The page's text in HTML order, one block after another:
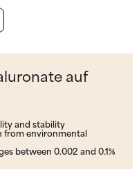
auf
and stability
from environmental
between 0.002 and 0.1%